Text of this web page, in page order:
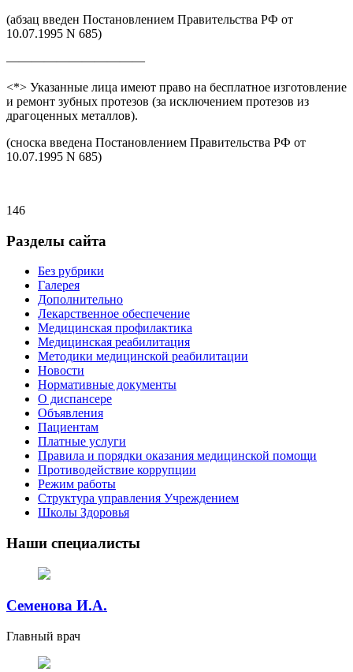
(абзац введен Постановлением Правительства РФ от
10.07.1995 N 685)
———————————
<*> Указанные лица имеют право на бесплатное изготовление
и ремонт зубных протезов (за исключением протезов из
драгоценных металлов).
(сноска введена Постановлением Правительства РФ от
10.07.1995 N 685)
146
Разделы сайта
Без рубрики
Галерея
Дополнительно
Лекарственное обеспечение
Медицинская профилактика
Медицинская реабилитация
Методики медицинской реабилитации
Новости
Нормативные документы
О диспансере
Объявления
Пациентам
Платные услуги
Правила и порядки оказания медицинской помощи
Противодействие коррупции
Режим работы
Структура управления Учреждением
Школы Здоровья
Наши специалисты
Семенова И.А.
Главный врач